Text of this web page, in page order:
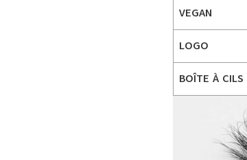
VEGAN
LOGO
BOÎTE À CILS